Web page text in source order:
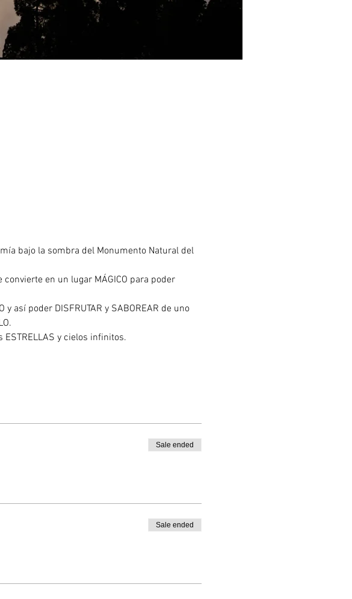
bajo la sombra del Monumento Natural del
en un lugar MÁGICO para poder
así poder DISFRUTAR y SABOREAR de uno
y cielos infinitos.
Sale ended
Sale ended